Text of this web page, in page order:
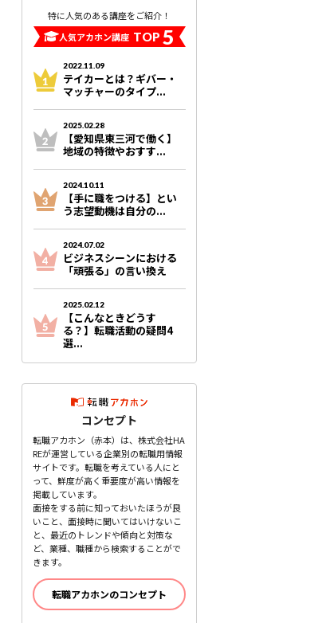
特に人気のある講座をご紹介！
人気アカホン講座 TOP 5
2022.11.09
テイカーとは？ギバー・
マッチャーのタイプ...
2025.02.28
【愛知県東三河で働く】
地域の特徴やおすす...
2024.10.11
【手に職をつける】とい
う志望動機は自分の...
2024.07.02
ビジネスシーンにおける
「頑張る」の言い換え
2025.02.12
【こんなときどうす
る？】転職活動の疑問4
選...
コンセプト
転職アカホン（赤本）は、株式会社HA
REが運営している企業別の転職用情報
サイトです。転職を考えている人にと
って、鮮度が高く重要度が高い情報を
掲載しています。
面接をする前に知っておいたほうが良
いこと、面接時に聞いてはいけないこ
と、最近のトレンドや傾向と対策な
ど、業種、職種から検索することがで
きます。
転職アカホンのコンセプト